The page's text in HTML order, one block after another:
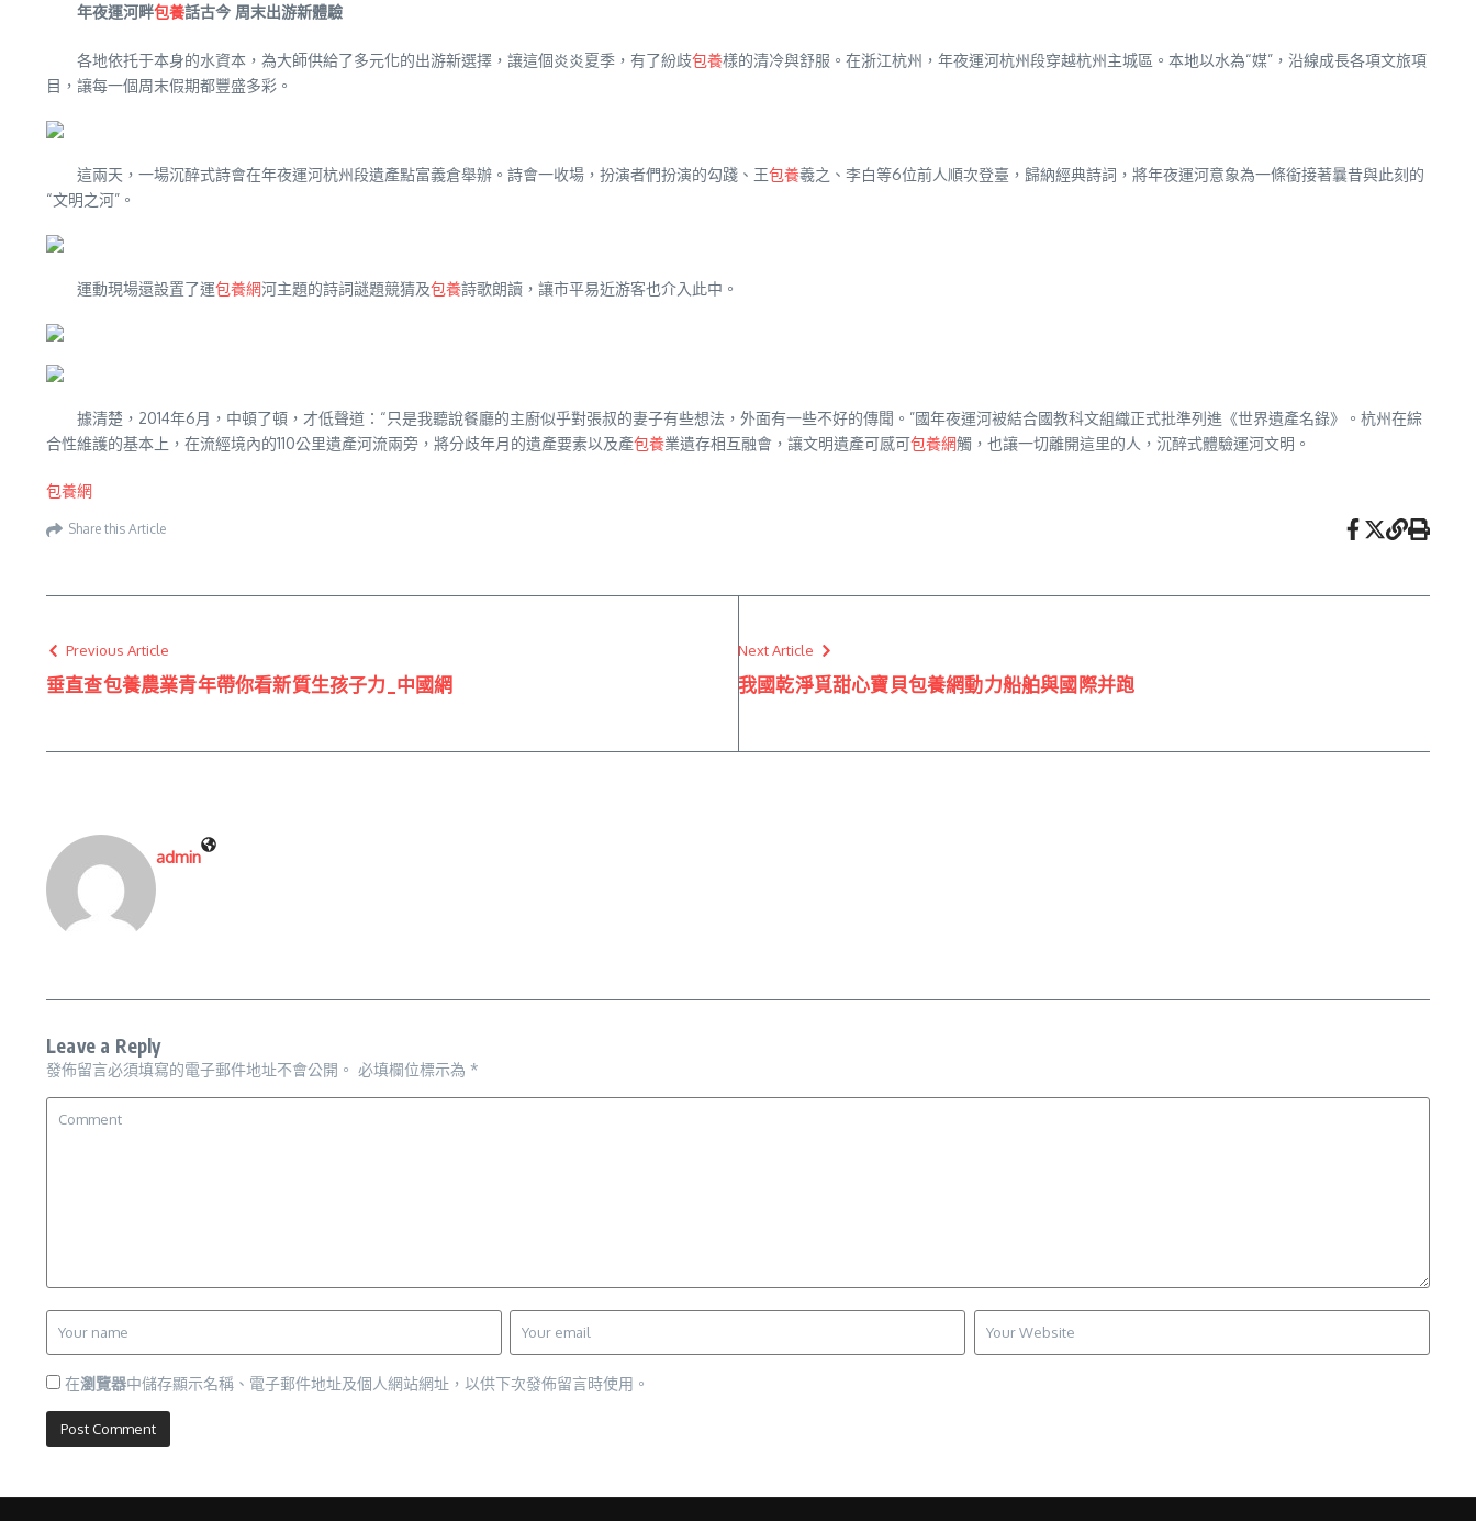
年夜運河畔包養話古今 周末出游新體驗
各地依托于本身的水資本，為大師供給了多元化的出游新選擇，讓這個炎炎夏季，有了紛歧包養樣的清冷與舒服。在浙江杭州，年夜運河杭州段穿越杭州主城區。本地以水為“媒”，沿線成長各項文旅項
目，讓每一個周末假期都豐盛多彩。
這兩天，一場沉醉式詩會在年夜運河杭州段遺產點富義倉舉辦。詩會一收場，扮演者們扮演的勾踐、王包養羲之、李白等6位前人順次登臺，歸納經典詩詞，將年夜運河意象為一條銜接著曩昔與此刻的
“文明之河”。
運動現場還設置了運包養網河主題的詩詞謎題競猜及包養詩歌朗讀，讓市平易近游客也介入此中。
據清楚，2014年6月，中頓了頓，才低聲道：“只是我聽說餐廳的主廚似乎對張叔的妻子有些想法，外面有一些不好的傳聞。”國年夜運河被結合國教科文組織正式批準列進《世界遺產名錄》。杭州在綜
合性維護的基本上，在流經境內的110公里遺產河流兩旁，將分歧年月的遺產要素以及產包養業遺存相互融會，讓文明遺產可感可包養網觸，也讓一切離開這里的人，沉醉式體驗運河文明。
包養網
Share this Article
Previous Article
垂直查包養農業青年帶你看新質生孩子力_中國網
Next Article
我國乾淨覓甜心寶貝包養網動力船舶與國際并跑
admin
Leave a Reply
發佈留言必須填寫的電子郵件地址不會公開。 必填欄位標示為 *
在瀏覽器中儲存顯示名稱、電子郵件地址及個人網站網址，以供下次發佈留言時使用。